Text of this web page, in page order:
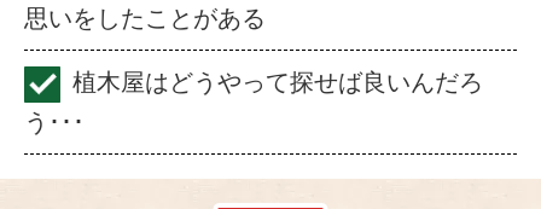
思いをしたことがある
植木屋はどうやって探せば良いんだろ
う･･･